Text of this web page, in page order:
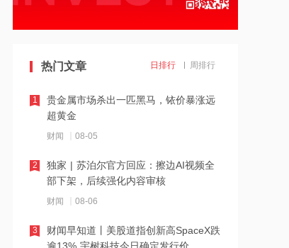
美国重要数据出炉，美联储年底前加息
概率仍超80%
21:23
下周285.22亿元市值限售股解禁 陆家嘴
解禁71.1亿元居首
21:20
中国再保险：何兴达董事任职资格获国
家金融监督管理总局核准
21:16
热门文章 日排行 周排行
贵金属市场杀出一匹黑马，铱价暴涨远
超黄金
财闻 08-05
1
独家 | 苏泊尔官方回应：擦边AI视频全
部下架，后续强化内容审核
财闻 08-06
2
财闻早知道丨美股道指创新高SpaceX跌
3